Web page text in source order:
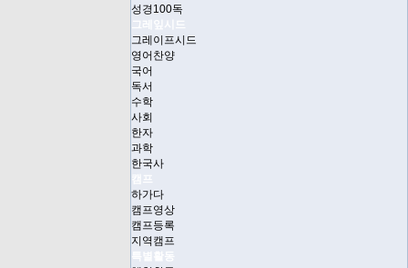
성경100독
그레잎시드
그레이프시드
영어찬양
국어
독서
수학
사회
한자
과학
한국사
캠프
하가다
캠프영상
캠프등록
지역캠프
특별활동